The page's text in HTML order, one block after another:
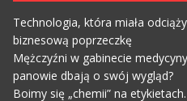
Technologia, która miała
biznesową poprzeczkę
Mężczyźni w gabinecie
panowie dbają o swój wygląd?
Boimy się „chemii” na